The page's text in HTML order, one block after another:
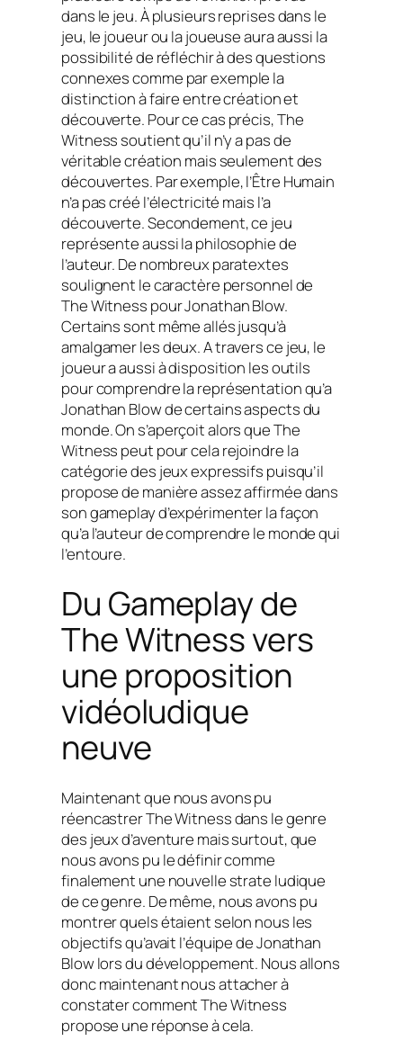
dans le jeu. À plusieurs reprises dans le
jeu, le joueur ou la joueuse aura aussi la
possibilité de réfléchir à des questions
connexes comme par exemple la
distinction à faire entre création et
découverte. Pour ce cas précis, The
Witness soutient qu’il n’y a pas de
véritable création mais seulement des
découvertes. Par exemple, l’Être Humain
n’a pas créé l’électricité mais l’a
découverte. Secondement, ce jeu
représente aussi la philosophie de
l’auteur. De nombreux paratextes
soulignent le caractère personnel de
The Witness pour Jonathan Blow.
Certains sont même allés jusqu’à
amalgamer les deux. A travers ce jeu, le
joueur a aussi à disposition les outils
pour comprendre la représentation qu’a
Jonathan Blow de certains aspects du
monde. On s’aperçoit alors que The
Witness peut pour cela rejoindre la
catégorie des jeux expressifs puisqu’il
propose de manière assez affirmée dans
son gameplay d’expérimenter la façon
qu’a l’auteur de comprendre le monde qui
l’entoure.
Du Gameplay de
The Witnessvers
une proposition
vidéoludique
neuve
Maintenant que nous avons pu
réencastrer The Witness dans le genre
des jeux d’aventure mais surtout, que
nous avons pu le définir comme
finalement une nouvelle strate ludique
de ce genre. De même, nous avons pu
montrer quels étaient selon nous les
objectifs qu’avait l’équipe de Jonathan
Blow lors du développement. Nous allons
donc maintenant nous attacher à
constater comment The Witness
propose une réponse à cela.